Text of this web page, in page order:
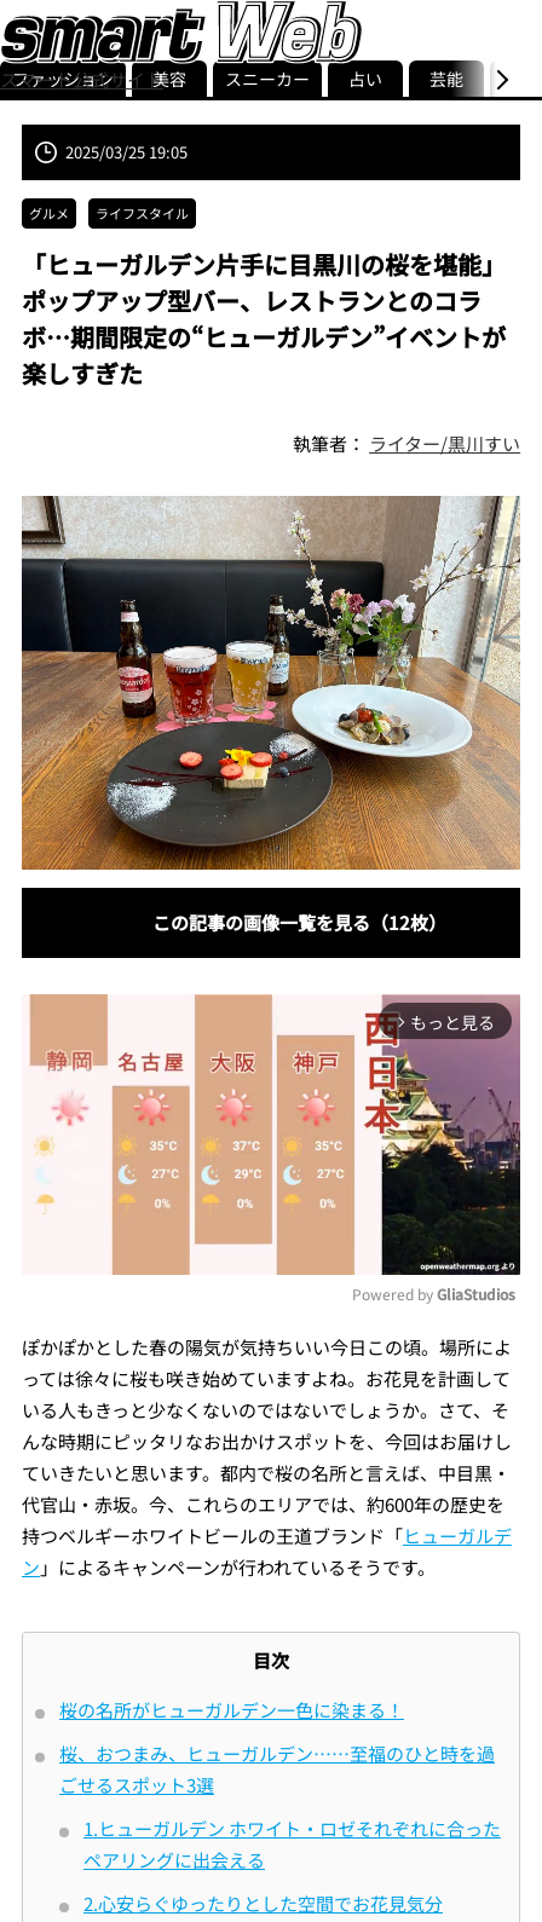
スマート公式サイト
smart最新号
記事一覧ランキング
ストリ
ファッション 美容 スニーカー 占い 芸能 グル
2025/03/25 19:05
グルメ ライフスタイル
「ヒューガルデン片手に目黒川の桜を堪能」
ポップアップ型バー、レストランとのコラ
ボ…期間限定の“ヒューガルデン”イベントが
楽しすぎた
執筆者： ライター/黒川すい
この記事の画像一覧を見る（12枚）
arrow_forward_ios もっと見る
Mute
Powered by GliaStudios
ぽかぽかとした春の陽気が気持ちいい今日この頃。場所によ
っては徐々に桜も咲き始めていますよね。お花見を計画して
いる人もきっと少なくないのではないでしょうか。さて、そ
んな時期にピッタリなお出かけスポットを、今回はお届けし
ていきたいと思います。都内で桜の名所と言えば、中目黒・
代官山・赤坂。今、これらのエリアでは、約600年の歴史を
持つベルギーホワイトビールの王道ブランド「ヒューガルデ
ン 」によるキャンペーンが行われているそうです。
目次
桜の名所がヒューガルデン一色に染まる！
桜、おつまみ、ヒューガルデン……至福のひと時を過
ごせるスポット3選
1.ヒューガルデン ホワイト・ロゼそれぞれに合った
ペアリングに出会える
2.心安らぐゆったりとした空間でお花見気分